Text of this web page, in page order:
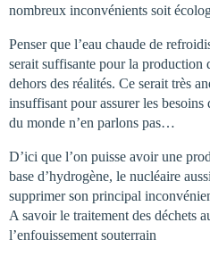
nombreux inconvénients soit
Penser que l’eau chaude de
serait suffisante pour la production
dehors des réalités. Ce serait très
insuffisant pour assurer les besoins
du monde n’en parlons pas…
D’ici que l’on puisse avoir une
base d’hydrogène, le nucléaire
supprimer son principal
A savoir le traitement des déchets
l’enfouissement souterrain